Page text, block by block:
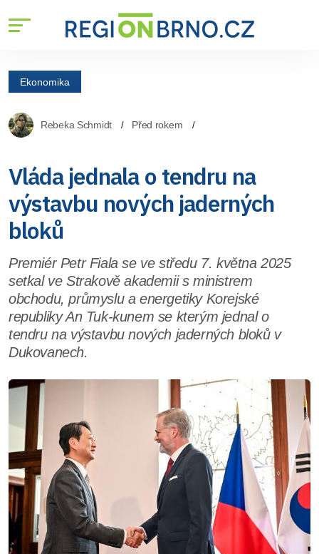
Ekonomika
Rebeka Schmidt Před rokem
Vláda jednala o tendru na
výstavbu nových jaderných
bloků
Premiér Petr Fiala se ve středu 7. května 2025
setkal ve Strakově akademii s ministrem
obchodu, průmyslu a energetiky Korejské
republiky An Tuk-kunem se kterým jednal o
tendru na výstavbu nových jaderných bloků v
Dukovanech.